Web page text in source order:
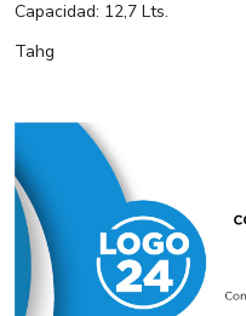
Capacidad: 12,7 Lts.
Tahg